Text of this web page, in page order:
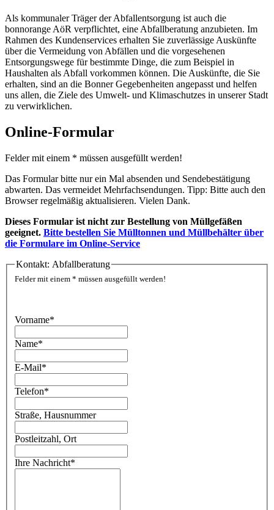
Als kommunaler Träger der Abfallentsorgung ist auch die
bonnorange AöR verpflichtet, eine Abfallberatung anzubieten. Im
Rahmen des Kundenservices erhalten Sie zuverlässige Auskünfte
über die Vermeidung von Abfällen und die vorgesehenen
Entsorgungswege für bestimmte Dinge, die zum Beispiel in
Haushalten als Abfall vorkommen können. Die Auskünfte, die Sie
erhalten, sind an die Bonner Gegebenheiten angepasst und helfen
uns allen, die Ziele des Umwelt- und Klimaschutzes in unserer Stadt
zu verwirklichen.
Online-Formular
Felder mit einem * müssen ausgefüllt werden!
Das Formular bitte nur ein Mal absenden und Sendebestätigung
abwarten. Das vermeidet Mehrfachsendungen. Tipp: Bitte auch den
Browser regelmäßig aktualisieren. Vielen Dank.
Dieses Formular ist nicht zur Bestellung von Müllgefäßen
geeignet. Bitte bestellen Sie Mülltonnen und Müllbehälter über
die Formulare im Online-Service
Kontakt: Abfallberatung
Felder mit einem * müssen ausgefüllt werden!
Vorname*
Name*
E-Mail*
Telefon*
Straße, Hausnummer
Postleitzahl, Ort
Ihre Nachricht*